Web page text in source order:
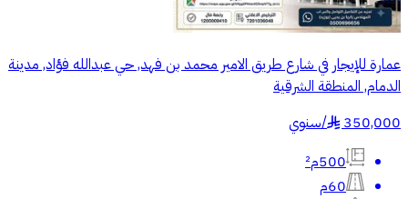
عمارة للإيجار في شارع طريق الامير محمد بن فهد, حي عبدالله فؤاد, مدينة
الدمام, المنطقة الشرقية
350,000
§
/سنوي
500م²
60م